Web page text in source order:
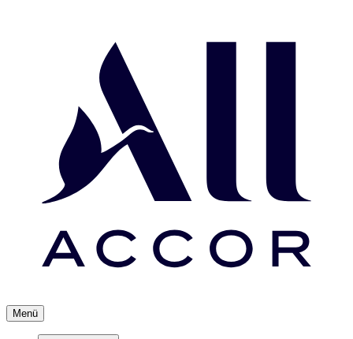
Menü